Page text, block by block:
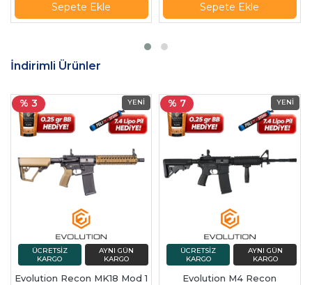
Sepete Ekle Sepete Ekle
İndirimli Ürünler
% 3
Evolution Recon MK18 Mod 1
% 7
Evolution M4 Recon